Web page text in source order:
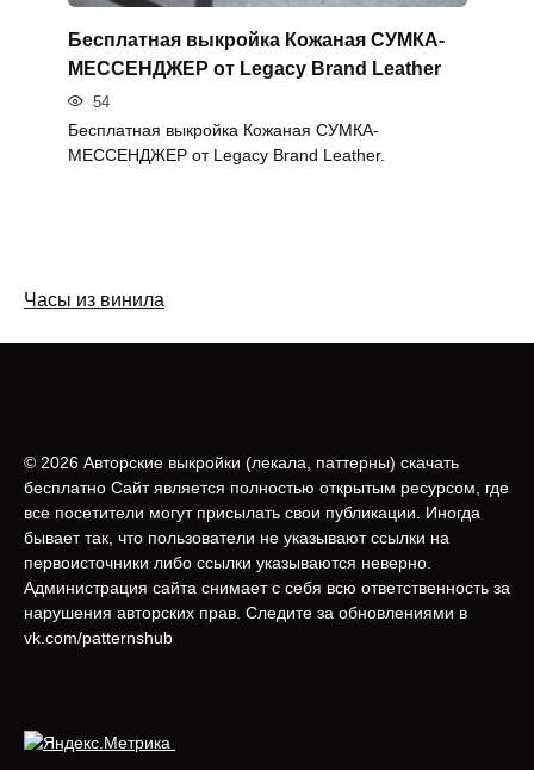
Бесплатная выкройка Кожаная СУМКА-
МЕССЕНДЖЕР от Legacy Brand Leather
54
Бесплатная выкройка Кожаная СУМКА-
МЕССЕНДЖЕР от Legacy Brand Leather.
Часы из винила
© 2026 Авторские выкройки (лeкала, паттерны) скачать
бесплатно Сайт является полностью открытым ресурсом, где
все посетители могут присылать свои публикации. Иногда
бывает так, что пользователи не указывают ссылки на
первоисточники либо ссылки указываются неверно.
Администрация сайта снимает с себя всю ответственность за
нарушения авторских прав. Следите за обновлениями в
vk.com/patternshub